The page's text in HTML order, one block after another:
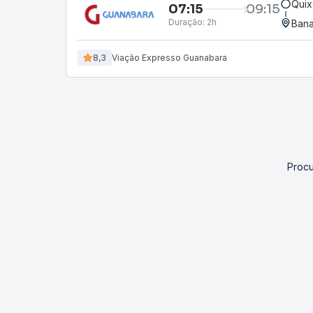
07:15 09:15
Duração: 2h
8,3 Viação Expresso Guanabara